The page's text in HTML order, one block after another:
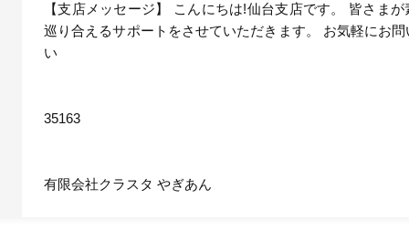
【支店メッセージ】 こんにちは!仙台支店です。 皆さま
巡り合えるサポートをさせていただきます。 お気軽にお
い
35163
有限会社クラスタ やぎあん